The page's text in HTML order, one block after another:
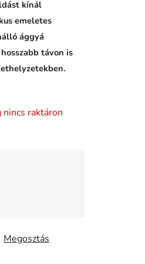
kínál
emeletes
ággyá
távon is
nincs raktáron
Megosztás